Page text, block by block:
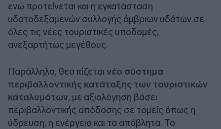
ενώ προτείνεται και η εγκατάσταση
υδατοδεξαμενών συλλογής όμβριων υδάτων σε
όλες τις νέες τουριστικές υποδομές,
ανεξαρτήτως μεγέθους.
Παράλληλα, θεσπίζεται νέο σύστημα
περιβαλλοντικής κατάταξης των τουριστικών
καταλυμάτων, με αξιολόγηση βάσει
περιβαλλοντικής απόδοσης σε τομείς όπως η
ύδρευση, η ενέργεια και τα απόβλητα. Το